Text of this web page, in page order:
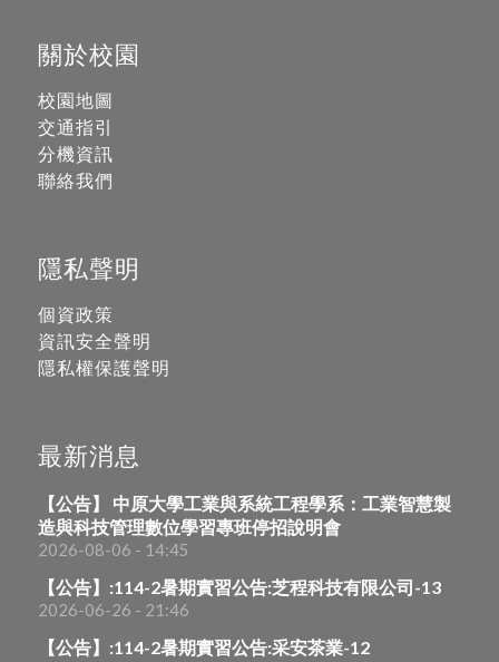
關於校園
校園地圖
交通指引
分機資訊
聯絡我們
隱私聲明
個資政策
資訊安全聲明
隱私權保護聲明
最新消息
【公告】 中原大學工業與系統工程學系：工業智慧製
造與科技管理數位學習專班停招說明會
2026-08-06 - 14:45
【公告】:114-2暑期實習公告:芝程科技有限公司-13
2026-06-26 - 21:46
【公告】:114-2暑期實習公告:采安茶業-12